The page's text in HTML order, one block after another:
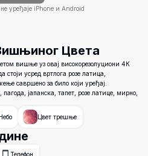
уређаје iPhone и Android
Цвета
вишње уз овај високорезолуциони 4К
стоји усред вртлога розе латица,
савршено за било који уређај.
јапанска, тапет, розе латице, мирно,
Цвет трешње
Телефон